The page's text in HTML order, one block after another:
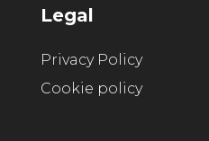
Legal
Privacy Policy
Cookie policy